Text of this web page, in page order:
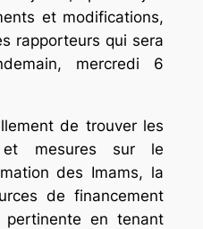
et modifications,
rapporteurs qui sera
mercredi 6
de trouver les
et mesures sur le
des Imams, la
de financement
en tenant